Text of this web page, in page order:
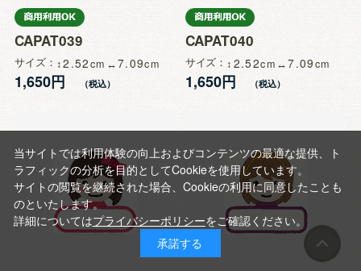
CAPAT039
サイズ 2.52 7.09
1,650円
CAPAT040
サイズ 2.52 7.09
1,650円
当サイトでは利用体験の向上およびコンテンツの最適な提供、ト
ラフィックの分析を目的としてCookieを使用しています。
サイトの閲覧を継続された場合、Cookieの利用に同意したことも
のといたします。
詳細についてはプライバシーポリシーをご確認ください。
承諾する